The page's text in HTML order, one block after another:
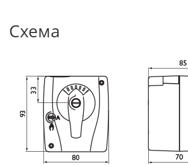
Схема